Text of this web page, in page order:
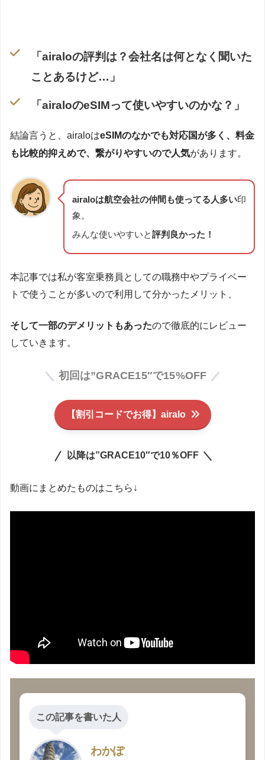
「airaloの評判は？会社名は何となく聞いた
ことあるけど…」
「airaloのeSIMって使いやすいのかな？」
結論言うと、airaloはeSIMのなかでも対応国が多く、料金
も比較的抑えめで、繋がりやすいので人気があります。
airaloは航空会社の仲間も使ってる人多い印
象。
みんな使いやすいと評判良かった！
本記事では私が客室乗務員としての職務中やプライベー
トで使うことが多いので利用して分かったメリット、
そして一部のデメリットもあったので徹底的にレビュー
していきます。
初回は”GRACE15″で15%OFF
【割引コードでお得】airalo
以降は”GRACE10″で10％OFF
動画にまとめたものはこちら↓
この記事を書いた人
わかぽ